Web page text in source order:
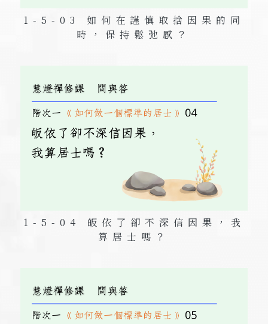
1-5-03 如何在謹慎取捨因果的同
時，保持鬆弛感？
1-5-04 皈依了卻不深信因果，我
算居士嗎？